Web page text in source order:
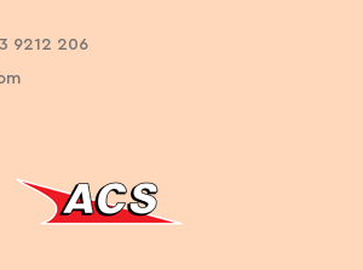
9212 206